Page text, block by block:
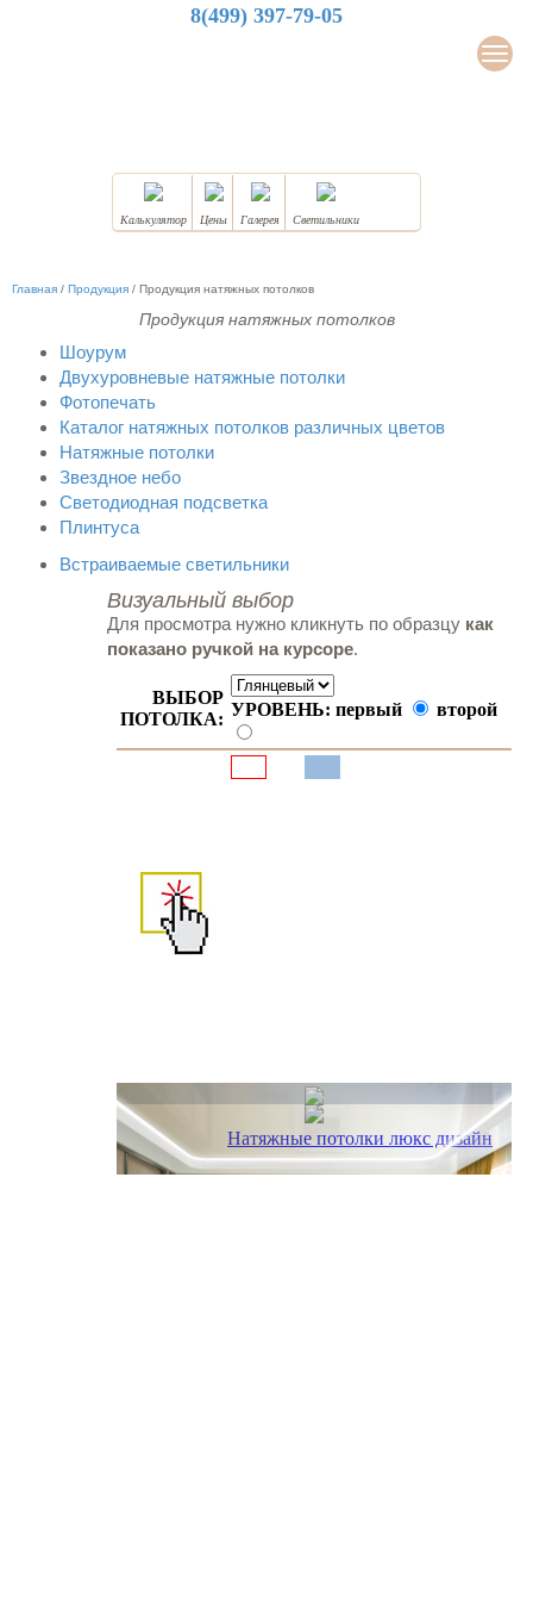
8(499) 397-79-05
Калькулятор Цены Галерея Светильники
Главная / Продукция / Продукция натяжных потолков
Продукция натяжных потолков
Шоурум
Двухуровневые натяжные потолки
Фотопечать
Каталог натяжных потолков различных цветов
Натяжные потолки
Звездное небо
Светодиодная подсветка
Плинтуса
Встраиваемые светильники
Визуальный выбор
Для просмотра нужно кликнуть по образцу как
показано ручкой на курсоре.